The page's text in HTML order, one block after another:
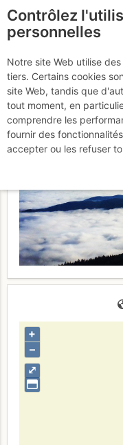
Pic des
Pilat Mercredi
⤢
+
–
Contrôlez
personnelles
Notre site Web utilise
tiers. Certains cookies
site Web, tandis que
tout moment, en
comprendre les
fournir des
accepter ou les refuser